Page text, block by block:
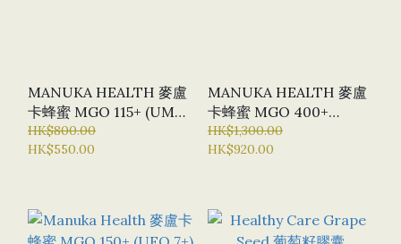
MANUKA HEALTH 麥盧
卡蜂蜜 MGO 115+ (UMF
6) MANUKA HONEY
500G
HK$800.00
HK$550.00
MANUKA HEALTH 麥盧
卡蜂蜜 MGO 400+
MANUKA HONEY 500G
HK$1,300.00
HK$920.00